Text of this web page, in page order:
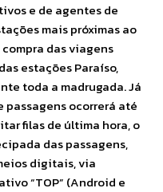
e de agentes de
mais próximas ao
das viagens
estações Paraíso,
toda a madrugada. Já
passagens ocorrerá até
filas de última hora, o
das passagens,
digitais, via
“TOP” (Android e